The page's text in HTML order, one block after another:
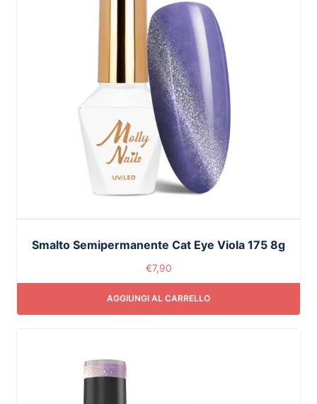
Smalto Semipermanente Cat Eye Viola 175 8g
€7,90
AGGIUNGI AL CARRELLO